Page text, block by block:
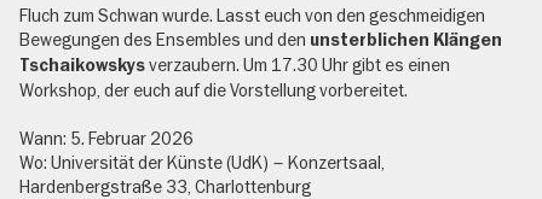
Fluch zum Schwan wurde. Lasst euch von den geschmeidigen
Bewegungen des Ensembles und den unsterblichen Klängen
Tschaikowskysverzaubern. Um 17.30 Uhr gibt es einen
Workshop, der euch auf die Vorstellung vorbereitet.
Wann: 5. Februar 2026
Wo: Universität der Künste (UdK) – Konzertsaal,
Hardenbergstraße 33, Charlottenburg